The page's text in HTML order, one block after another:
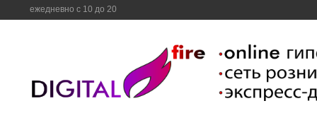
ежедневно с 10 до 20